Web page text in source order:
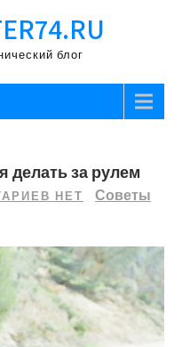
блог
делать за рулем
НЕТ
Советы